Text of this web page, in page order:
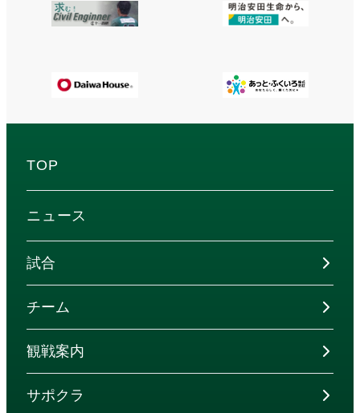
TOP
ニュース
試合
チーム
観戦案内
サポクラ